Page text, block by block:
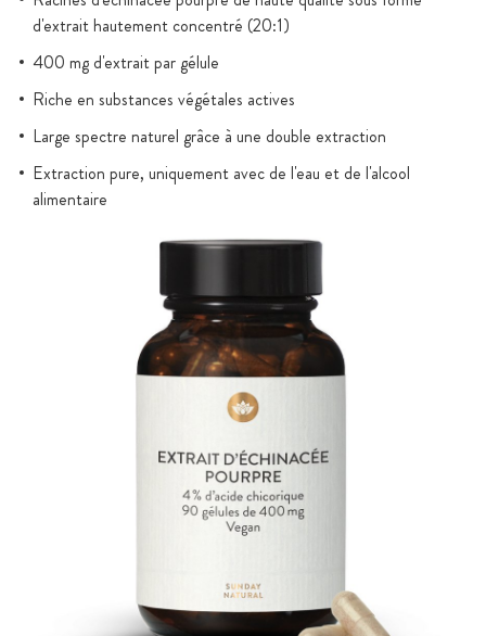
d'extrait hautement concentré (20:1)
400 mg d'extrait par gélule
Riche en substances végétales actives
Large spectre naturel grâce à une double extraction
Extraction pure, uniquement avec de l'eau et de l'alcool
alimentaire